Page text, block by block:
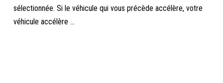
sélectionnée. Si le véhicule qui vous précède accélère, votre
véhicule accélère ...